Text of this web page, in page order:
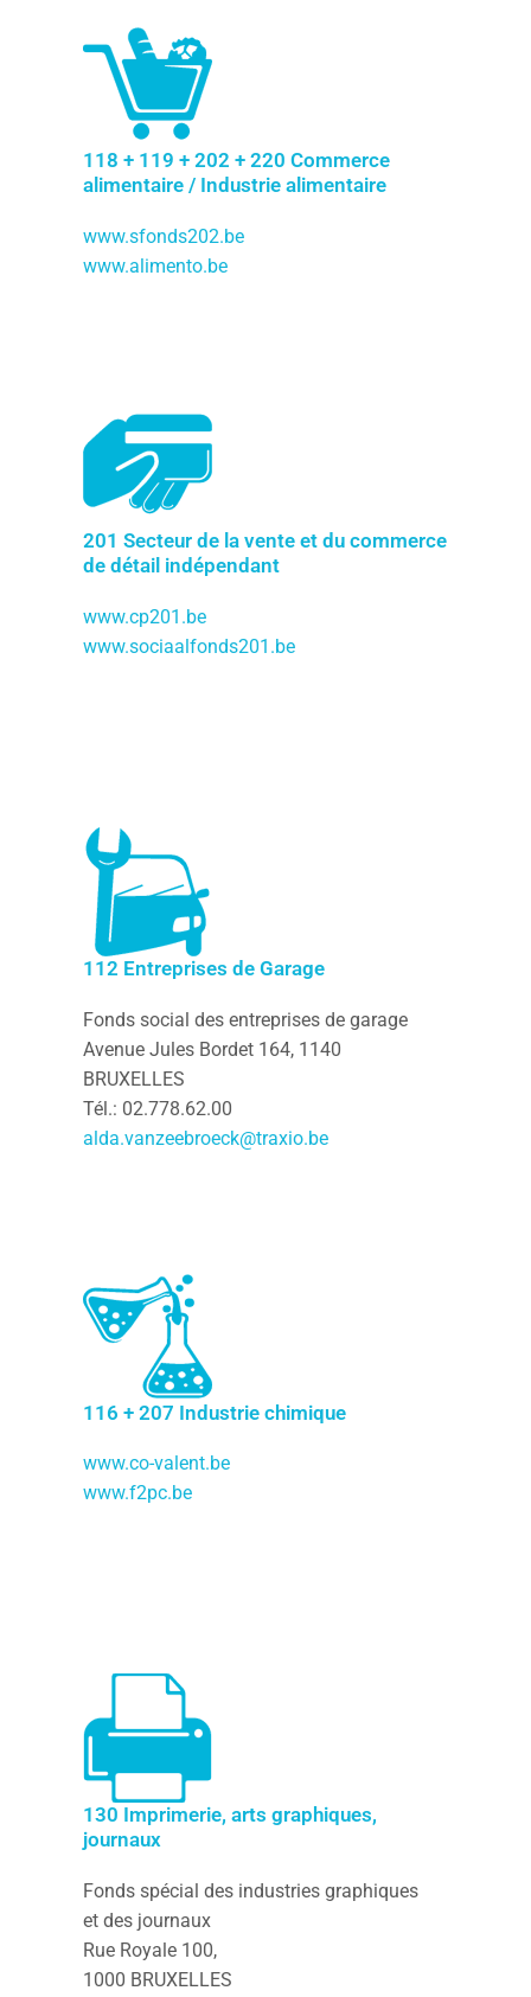
118 + 119 + 202 + 220 Commerce
alimentaire / Industrie alimentaire
www.sfonds202.be
www.alimento.be
201 Secteur de la vente et du commerce
de détail indépendant
www.cp201.be
www.sociaalfonds201.be
112 Entreprises de Garage
Fonds social des entreprises de garage
Avenue Jules Bordet 164, 1140
BRUXELLES
Tél.: 02.778.62.00
alda.vanzeebroeck@traxio.be
116 + 207 Industrie chimique
www.co-valent.be
www.f2pc.be
130 Imprimerie, arts graphiques,
journaux
Fonds spécial des industries graphiques
et des journaux
Rue Royale 100,
1000 BRUXELLES